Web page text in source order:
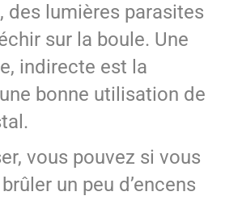
des lumières parasites
sur la boule. Une
indirecte est la
bonne utilisation de
vous pouvez si vous
un peu d’encens